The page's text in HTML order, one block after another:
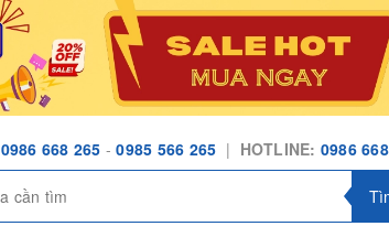
0986 668 265 -0985 566 265 | HOTLINE: 0986